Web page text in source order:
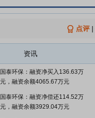
点评|
资讯
国泰环保：融资净买入136.63万
元，融资余额4065.67万元
国泰环保：融资净偿还114.52万
元，融资余额3929.04万元